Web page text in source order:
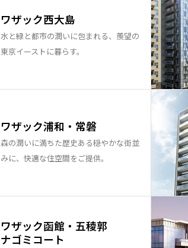
ワザック西大島
水と緑と都市の潤いに包まれる、羨望の
東京イーストに暮らす。
ワザック浦和・常磐
森の潤いに満ちた歴史ある穏やかな街並
みに、快適な住空間をご提供。
ワザック函館・五稜郭
ナゴミコート